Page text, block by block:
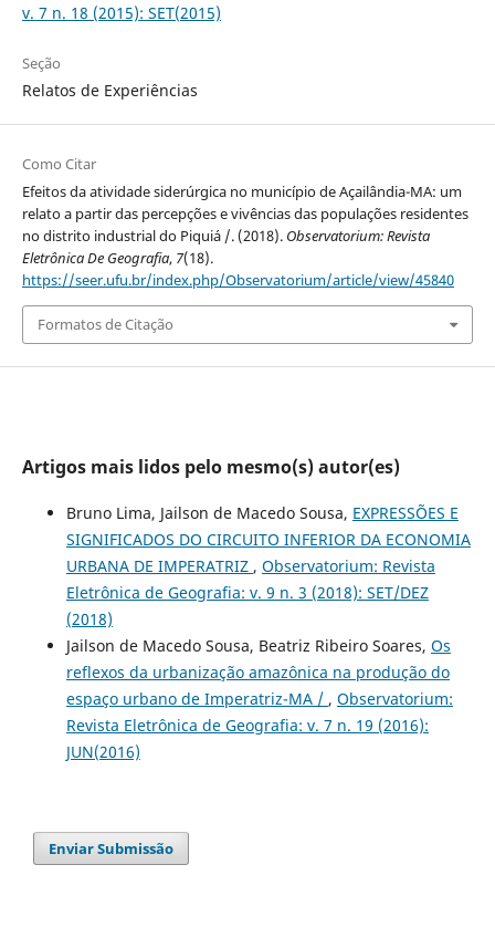
v. 7 n. 18 (2015): SET(2015)
Seção
Relatos de Experiências
Como Citar
Efeitos da atividade siderúrgica no município de Açailândia-MA: um
relato a partir das percepções e vivências das populações residentes
no distrito industrial do Piquiá /. (2018). Observatorium: Revista
Eletrônica De Geografia, 7(18).
https://seer.ufu.br/index.php/Observatorium/article/view/45840
Formatos de Citação
Artigos mais lidos pelo mesmo(s) autor(es)
Bruno Lima, Jailson de Macedo Sousa, EXPRESSÕES E
SIGNIFICADOS DO CIRCUITO INFERIOR DA ECONOMIA
URBANA DE IMPERATRIZ , Observatorium: Revista
Eletrônica de Geografia: v. 9 n. 3 (2018): SET/DEZ
(2018)
Jailson de Macedo Sousa, Beatriz Ribeiro Soares, Os
reflexos da urbanização amazônica na produção do
espaço urbano de Imperatriz-MA / , Observatorium:
Revista Eletrônica de Geografia: v. 7 n. 19 (2016):
JUN(2016)
Enviar Submissão